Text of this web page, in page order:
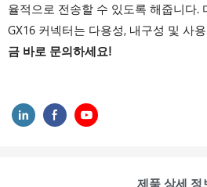
율적으로 전송할 수 있도록 해줍니다.
GX16 커넥터는 다용성, 내구성 및 사
금 바로 문의하세요!
제품 상세 정